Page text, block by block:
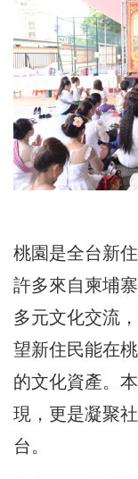
桃園是全台新
許多來自柬埔
多元文化交流
望新住民能在
的文化資產。
現，更是凝聚
台。